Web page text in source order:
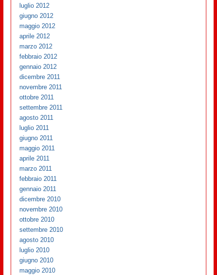
luglio 2012
giugno 2012
maggio 2012
aprile 2012
marzo 2012
febbraio 2012
gennaio 2012
dicembre 2011
novembre 2011
ottobre 2011
settembre 2011
agosto 2011
luglio 2011
giugno 2011
maggio 2011
aprile 2011
marzo 2011
febbraio 2011
gennaio 2011
dicembre 2010
novembre 2010
ottobre 2010
settembre 2010
agosto 2010
luglio 2010
giugno 2010
maggio 2010